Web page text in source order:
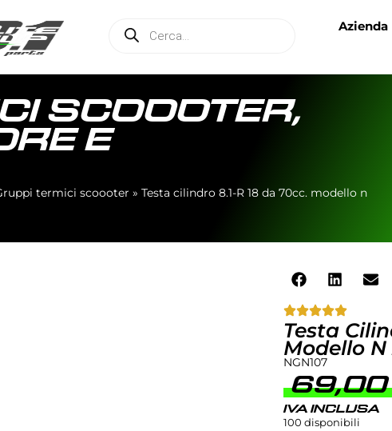
Azienda
SCOOOTER,
E
termici scoooter » Testa cilindro 8.1-R 18 da 70cc. modello n
Testa
Modello N
NGN107
IVA INCLUSA
100 disponibili